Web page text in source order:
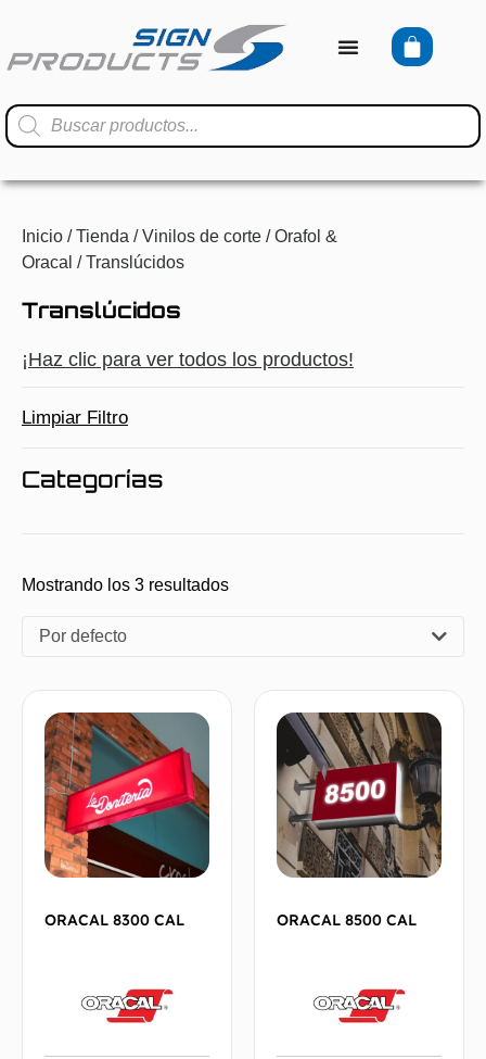
Inicio /Tienda /Vinilos de corte /Orafol &
Oracal / Translúcidos
Translúcidos
¡Haz clic para ver todos los productos!
Limpiar Filtro
Categorías
Mostrando los 3 resultados
Por defecto
ORACAL 8300 CAL ORACAL 8500 CAL